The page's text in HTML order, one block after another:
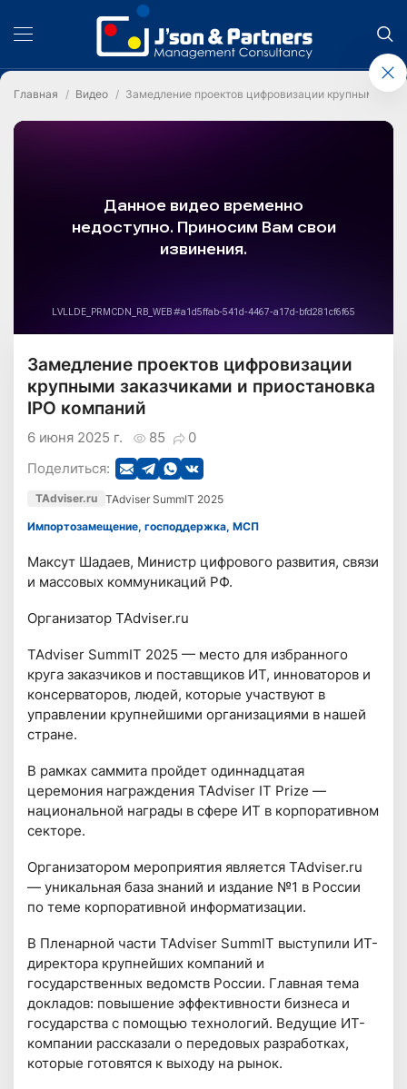
Главная Видео Замедление проектов цифровизации крупными
Замедление проектов цифровизации
крупными заказчиками и приостановка
IPO компаний
85 0
6 июня 2025 г.
Поделиться:
TAdviser.ru TAdviser SummIT 2025
Импортозамещение, господдержка, МСП
Максут Шадаев, Министр цифрового развития, связи
и массовых коммуникаций РФ.
Организатор TAdviser.ru
TAdviser SummIT 2025 — место для избранного
круга заказчиков и поставщиков ИТ, инноваторов и
консерваторов, людей, которые участвуют в
управлении крупнейшими организациями в нашей
стране.
В рамках саммита пройдет одиннадцатая
церемония награждения TAdviser IT Prize —
национальной награды в сфере ИТ в корпоративном
секторе.
Организатором мероприятия является TAdviser.ru
— уникальная база знаний и издание №1 в России
по теме корпоративной информатизации.
В Пленарной части TAdviser SummIT выступили ИТ-
директора крупнейших компаний и
государственных ведомств России. Главная тема
докладов: повышение эффективности бизнеса и
государства с помощью технологий. Ведущие ИТ-
компании рассказали о передовых разработках,
которые готовятся к выходу на рынок.